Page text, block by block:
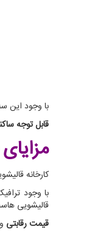
با وجود این
قابل توجه
کارخانه قالیشویی معجزه
با وجود
قالیشویی
قیمت رقابتی